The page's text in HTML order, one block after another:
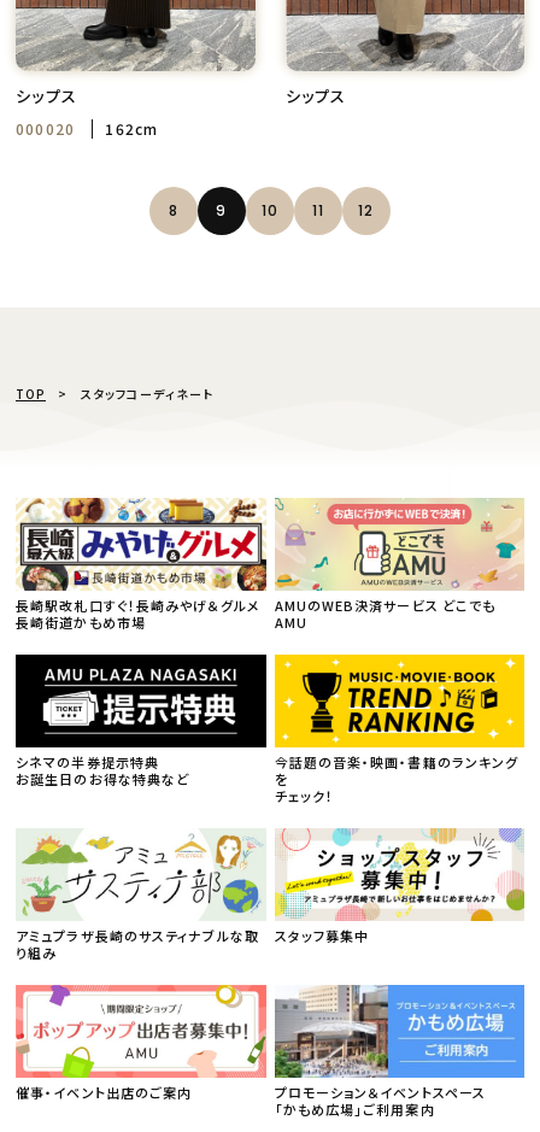
シップス
000020 162cm
シップス
8 9 10 11 12
TOP スタッフコーディネート
長崎駅改札口すぐ！長崎みやげ＆グルメ
長崎街道かもめ市場
AMUのWEB決済サービス どこでも
AMU
シネマの半券提示特典
お誕生日のお得な特典など
今話題の音楽・映画・書籍のランキング
を
チェック！
アミュプラザ長崎のサスティナブルな取
り組み
スタッフ募集中
催事・イベント出店のご案内
プロモーション＆イベントスペース
「かもめ広場」ご利用案内